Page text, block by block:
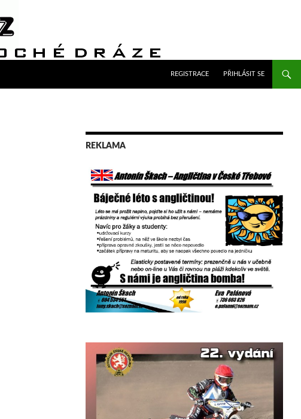
REGISTRACE
PŘIHLÁSIT SE
REKLAMA